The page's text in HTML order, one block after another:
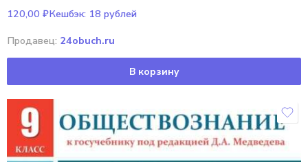
120,00 ₽Кешбэк: 18 рублей
Продавец: 24obuch.ru
В корзину